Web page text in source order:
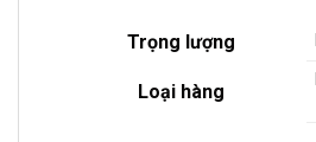
Trọng lượng
Loại hàng